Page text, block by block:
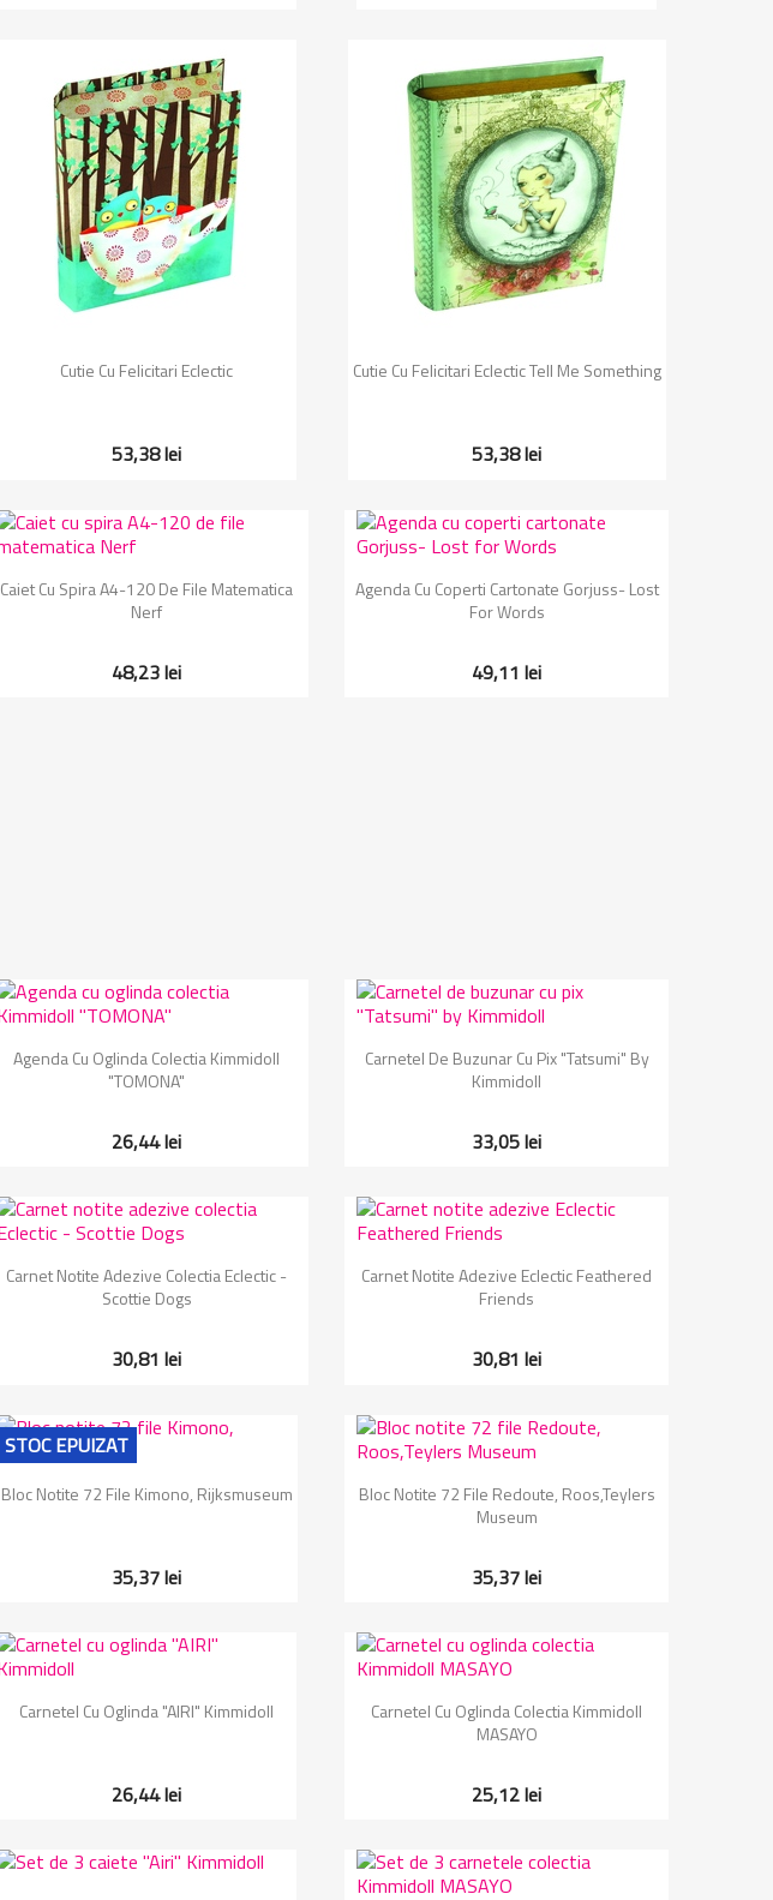
Vizualizare rapida
Cutie Cu Felicitari Eclectic
53,38 lei
Vizualizare rapida
Cutie Cu Felicitari Eclectic Tell Me Something
53,38 lei
Vizualizare rapida
Caiet Cu Spira A4-120 De File Matematica
Nerf
48,23 lei
Vizualizare rapida
Agenda Cu Coperti Cartonate Gorjuss- Lost
For Words
49,11 lei
 Vizualizare rapida
Agenda Cu Oglinda Colectia Kimmidoll
"TOMONA"
26,44 lei
 Vizualizare rapida
Carnetel De Buzunar Cu Pix "Tatsumi" By
Kimmidoll
33,05 lei
Vizualizare rapida
Carnet Notite Adezive Colectia Eclectic -
Scottie Dogs
30,81 lei
Vizualizare rapida
Carnet Notite Adezive Eclectic Feathered
Friends
30,81 lei
Vizualizare rapida
Bloc Notite 72 File Kimono, Rijksmuseum
35,37 lei
STOC EPUIZAT
Vizualizare rapida
Bloc Notite 72 File Redoute, Roos,Teylers
Museum
35,37 lei
Vizualizare rapida
Carnetel Cu Oglinda "AIRI" Kimmidoll
26,44 lei
Vizualizare rapida
Carnetel Cu Oglinda Colectia Kimmidoll
MASAYO
25,12 lei